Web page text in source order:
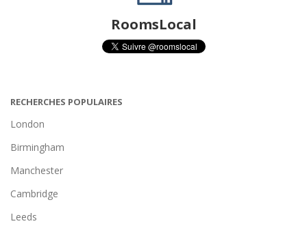
RoomsLocal
RECHERCHES POPULAIRES
London
Birmingham
Manchester
Cambridge
Leeds